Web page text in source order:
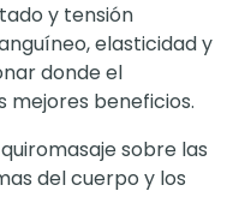
y tensión
elasticidad y
donde el
mejores beneficios.
sobre las
del cuerpo y los